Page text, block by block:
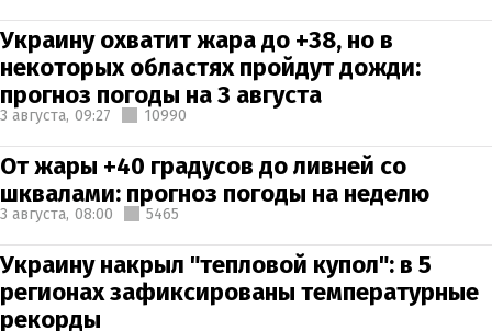
Украину охватит жара до +38, но в
некоторых областях пройдут дожди:
прогноз погоды на 3 августа
3 августа, 09:27 10990
От жары +40 градусов до ливней со
шквалами: прогноз погоды на неделю
3 августа, 08:00 5465
Украину накрыл "тепловой купол": в 5
регионах зафиксированы температурные
рекорды